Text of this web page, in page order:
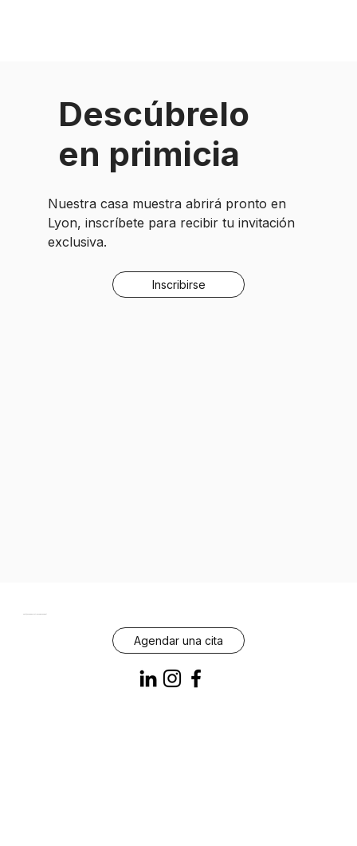
Descúbrelo
en primicia
Nuestra casa muestra abrirá pronto en
Lyon, inscríbete para recibir tu invitación
exclusiva.
Inscribirse
Agendar una cita